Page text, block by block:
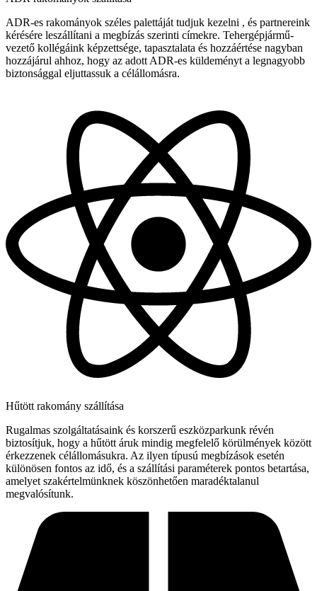
ADR-es rakományok széles palettáját tudjuk kezelni , és partnereink
kérésére leszállítani a megbízás szerinti címekre. Tehergépjármű-
vezető kollégáink képzettsége, tapasztalata és hozzáértése nagyban
hozzájárul ahhoz, hogy az adott ADR-es küldeményt a legnagyobb
biztonsággal eljuttassuk a célállomásra.
Hűtött rakomány szállítása
Rugalmas szolgáltatásaink és korszerű eszközparkunk révén
biztosítjuk, hogy a hűtött áruk mindig megfelelő körülmények között
érkezzenek célállomásukra. Az ilyen típusú megbízások esetén
különösen fontos az idő, és a szállítási paraméterek pontos betartása,
amelyet szakértelmünknek köszönhetően maradéktalanul
megvalósítunk.